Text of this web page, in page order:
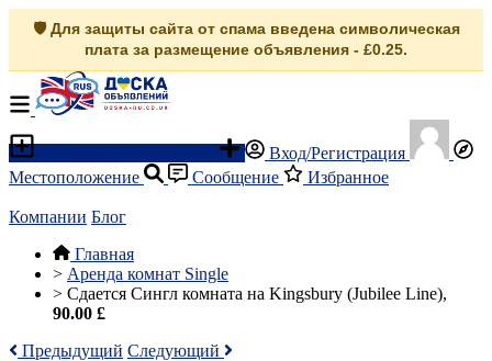
🛡️ Для защиты сайта от спама введена символическая
плата за размещение объявления - £0.25.
Вход/Регистрация
Местоположение
Сообщение Избранное
Компании Блог
Главная
> Аренда комнат Single
> Сдается Сингл комната на Kingsbury (Jubilee Line),
90.00 £
Предыдущий Следующий